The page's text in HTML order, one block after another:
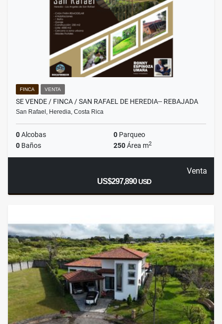
FINCA VENTA
SE VENDE / FINCA / SAN RAFAEL DE HEREDIA-- REBAJADA
San Rafael, Heredia, Costa Rica
0Alcobas 0 Parqueo
0 Baños 250Área m2
Venta
US$297,890USD